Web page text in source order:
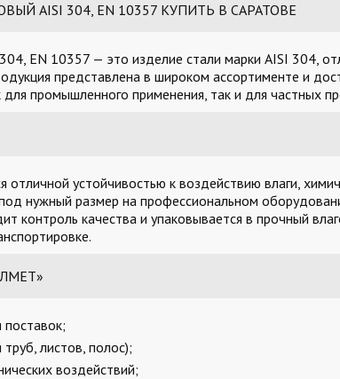
AISI 304, EN 10357 КУПИТЬ В САРАТОВЕ
EN 10357 — это изделие стали марки AISI 304,
представлена в широком ассортименте и
промышленного применения, так и для частных
устойчивостью к воздействию влаги,
нужный размер на профессиональном
контроль качества и упаковывается в прочный
листов, полос);
воздействий;